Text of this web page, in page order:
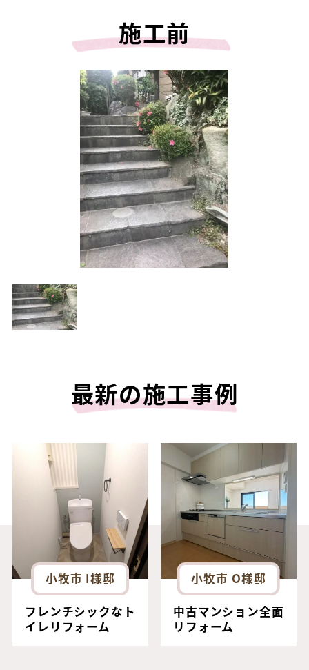
施工前
最新の施工事例
小牧市 I様邸
フレンチシックなト
イレリフォーム
小牧市 O様邸
中古マンション全面
リフォーム